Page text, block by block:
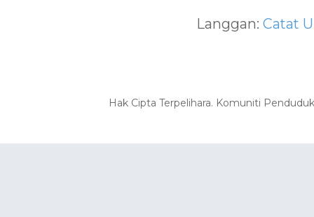
Langgan: Catat
Hak Cipta Terpelihara. Komuniti